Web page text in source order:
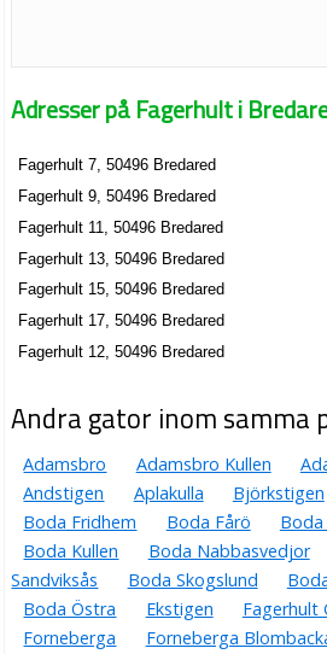
Adresser på Fagerhult i
Fagerhult 7, 50496 Bredared
Fagerhult 9, 50496 Bredared
Fagerhult 11, 50496 Bredared
Fagerhult 13, 50496 Bredared
Fagerhult 15, 50496 Bredared
Fagerhult 17, 50496 Bredared
Fagerhult 12, 50496 Bredared
Andra gator inom samma
Adamsbro Adamsbro Kullen
Andstigen
Aplakulla Björkstigen
Boda Fridhem
Boda Fårö Boda
Boda Kullen
Boda Nabbasvedjor
Sandviksås
Boda Skogslund
Boda Östra
Ekstigen Fagerhult
Forneberga
Forneberga